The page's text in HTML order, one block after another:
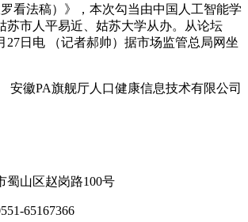
看法稿）》，本次勾当由中国人工智能学
苏市人平易近、姑苏大学从办。从论坛
27日电 （记者郝帅）据市场监管总局网坐
安徽PA旗舰厅人口健康信息技术有限公司
蜀山区赵岗路100号
65167366